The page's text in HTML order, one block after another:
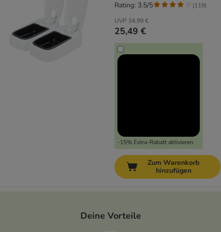
UVP 34,99 €
25,49 €
-15% Extra-Rabatt aktivieren
Rating: 3.5/5 (119)
Zum Warenkorb
hinzufügen
Deine Vorteile